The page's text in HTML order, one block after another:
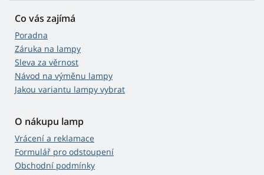
Co vás zajímá
Poradna
Záruka na lampy
Sleva za věrnost
Návod na výměnu lampy
Jakou variantu lampy vybrat
O nákupu lamp
Vrácení a reklamace
Formulář pro odstoupení
Obchodní podmínky